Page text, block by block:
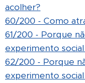
acolher?
60/200 - Como
61/200 - Porque
experimento
62/200 - Porque
experimento